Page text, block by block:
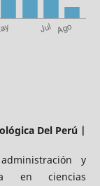
Del Perú |
y
en ciencias